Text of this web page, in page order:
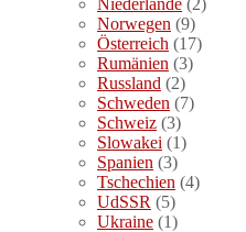
Norwegen (9)
Österreich (17)
Rumänien (3)
Russland (2)
Schweden (7)
Schweiz (3)
Slowakei (1)
Spanien (3)
Tschechien (4)
UdSSR (5)
Ukraine (1)